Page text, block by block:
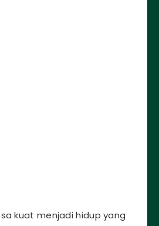
kuat menjadi hidup yang